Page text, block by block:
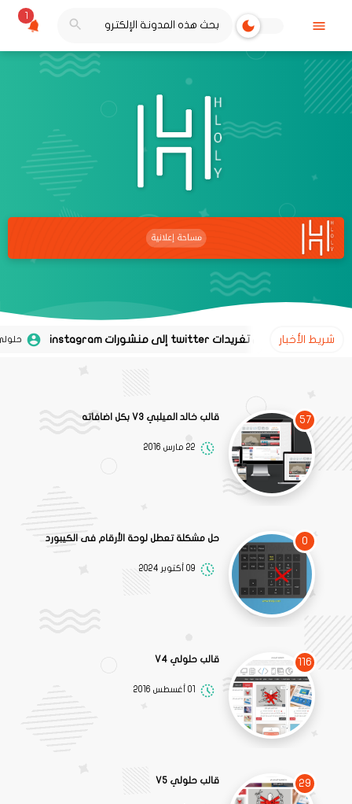
1
شريط الأخبار حلولي 02 نوفمبر 2020
57 قالب خالد الميلبي V3 بكل اضافاته
22 مارس 2016
0 حل مشكلة تعطل لوحة الأرقام فى الكيبورد
09 أكتوبر 2024
116 قالب حلولي V4
01 أغسطس 2016
29 قالب حلولي V5